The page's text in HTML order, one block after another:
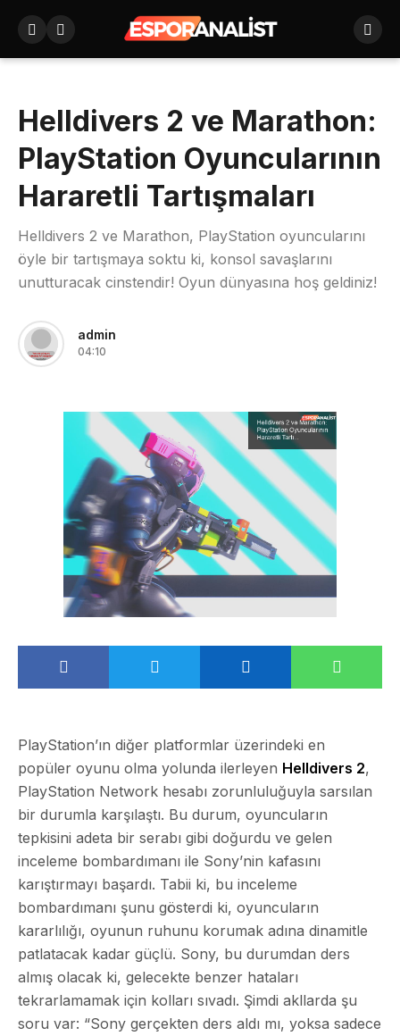
Helldivers 2 ve Marathon:
PlayStation Oyuncularının
Hararetli Tartışmaları
Helldivers 2 ve Marathon, PlayStation oyuncularını
öyle bir tartışmaya soktu ki, konsol savaşlarını
unutturacak cinstendir! Oyun dünyasına hoş geldiniz!
admin
04:10
PlayStation’ın diğer platformlar üzerindeki en
popüler oyunu olma yolunda ilerleyen Helldivers 2,
PlayStation Network hesabı zorunluluğuyla sarsılan
bir durumla karşılaştı. Bu durum, oyuncuların
tepkisini adeta bir serabı gibi doğurdu ve gelen
inceleme bombardımanı ile Sony’nin kafasını
karıştırmayı başardı. Tabii ki, bu inceleme
bombardımanı şunu gösterdi ki, oyuncuların
kararlılığı, oyunun ruhunu korumak adına dinamitle
patlatacak kadar güçlü. Sony, bu durumdan ders
almış olacak ki, gelecekte benzer hataları
tekrarlamamak için kolları sıvadı. Şimdi akllarda şu
soru var: “Sony gerçekten ders aldı mı, yoksa sadece